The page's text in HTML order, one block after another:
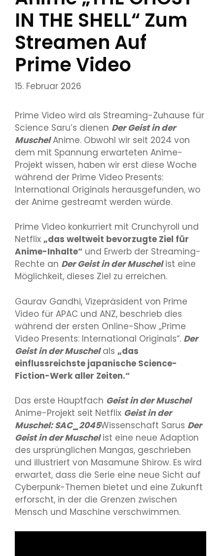
IN THE SHELL“ Zum
Streamen Auf
Prime Video
15. Februar 2026
Prime Video wird als Streaming-Zuhause für
Science Saru’s dienen Der Geist in der
MuschelAnime. Obwohl wir seit 2024 von
dem mit Spannung erwarteten Anime-
Projekt wissen, haben wir erst diese Woche
während der Prime Video Presents:
International Originals herausgefunden, wo
der Anime gestreamt werden würde.
Prime Video konkurriert mit Crunchyroll und
Netflix „das weltweit bevorzugte Ziel für
Anime-Inhalte“ und Erwerb der Streaming-
Rechte an Der Geist in der Muschelist eine
Möglichkeit, dieses Ziel zu erreichen.
Gaurav Gandhi, Vizepräsident von Prime
Video für APAC und ANZ, beschrieb dies
während der ersten Online-Show „Prime
Video Presents: International Originals“. Der
Geist in der Muschelals „das
einflussreichste japanische Science-
Fiction-Werk aller Zeiten.“
Das erste Hauptfach Geist in der Muschel
Anime-Projekt seit Netflix Geist in der
Muschel: SAC_2045Wissenschaft Sarus Der
Geist in der Muschelist eine neue Adaption
des ursprünglichen Mangas, geschrieben
und illustriert von Masamune Shirow. Es wird
erwartet, dass die Serie eine neue Sicht auf
Cyberpunk-Themen bietet und eine Zukunft
erforscht, in der die Grenzen zwischen
Mensch und Maschine verschwimmen.